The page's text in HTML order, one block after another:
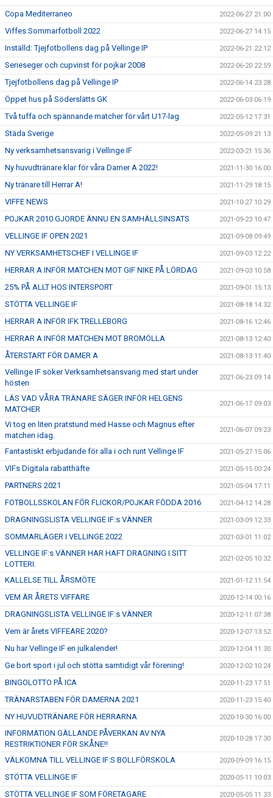
Copa Mediterraneo 2022-06-27 21:00
Viffes Sommarfotboll 2022 2022-06-27 14:15
Inställd: Tjejfotbollens dag på Vellinge IP 2022-06-21 22:12
Serieseger och cupvinst för pojkar 2008 2022-06-20 22:59
Tjejfotbollens dag på Vellinge IP 2022-06-14 23:28
Öppet hus på Söderslätts GK 2022-06-03 06:19
Två tuffa och spännande matcher för vårt U17-lag 2022-05-12 17:31
Städa Sverige 2022-05-09 21:13
Ny verksamhetsansvarig i Vellinge IF 2022-03-21 15:36
Ny huvudtränare klar för våra Damer A 2022! 2021-11-30 16:00
Ny tränare till Herrar A! 2021-11-29 18:15
VIFFE NEWS 2021-10-27 10:29
POJKAR 2010 GJORDE ÄNNU EN SAMHÄLLSINSATS 2021-09-23 10:47
VELLINGE IF OPEN 2021 2021-09-08 09:49
NY VERKSAMHETSCHEF I VELLINGE IF 2021-09-03 12:22
HERRAR A INFÖR MATCHEN MOT GIF NIKE PÅ LÖRDAG 2021-09-03 10:58
25% PÅ ALLT HOS INTERSPORT 2021-09-01 15:13
STÖTTA VELLINGE IF 2021-08-18 14:32
HERRAR A INFÖR IFK TRELLEBORG 2021-08-16 12:46
HERRAR A INFÖR MATCHEN MOT BROMÖLLA 2021-08-13 12:40
ÅTERSTART FÖR DAMER A 2021-08-13 11:40
Vellinge IF söker Verksamhetsansvarig med start under
hösten
2021-06-23 09:14
LÄS VAD VÅRA TRÄNARE SÄGER INFÖR HELGENS
MATCHER
2021-06-17 09:03
Vi tog en liten pratstund med Hasse och Magnus efter
matchen idag.
2021-06-07 09:23
Fantastiskt erbjudande för alla i och runt Vellinge IF 2021-05-27 15:06
VIFs Digitala rabatthäfte 2021-05-15 00:24
PARTNERS 2021 2021-05-04 17:11
FOTBOLLSSKOLAN FÖR FLICKOR/POJKAR FÖDDA 2016 2021-04-12 14:28
DRAGNINGSLISTA VELLINGE IF:s VÄNNER 2021-03-09 12:33
SOMMARLÄGER I VELLINGE 2022 2021-03-01 11:02
VELLINGE IF:s VÄNNER HAR HAFT DRAGNING I SITT
LOTTERI.
2021-02-05 10:32
KALLELSE TILL ÅRSMÖTE 2021-01-12 11:54
VEM ÄR ÅRETS VIFFARE 2020-12-14 00:16
DRAGNINGSLISTA VELLINGE IF:s VÄNNER 2020-12-11 07:38
Vem är årets VIFFEARE 2020? 2020-12-07 13:52
Nu har Vellinge IF en julkalender! 2020-12-04 11:30
Ge bort sport i jul och stötta samtidigt vår förening! 2020-12-02 10:24
BINGOLOTTO PÅ ICA 2020-11-23 17:51
TRÄNARSTABEN FÖR DAMERNA 2021 2020-11-23 15:40
NY HUVUDTRÄNARE FÖR HERRARNA 2020-10-30 16:00
INFORMATION GÄLLANDE PÅVERKAN AV NYA
RESTRIKTIONER FÖR SKÅNE!!
2020-10-28 17:30
VÄLKOMNA TILL VELLINGE IF:S BOLLFÖRSKOLA 2020-09-09 16:15
STÖTTA VELLINGE IF 2020-05-11 10:03
STÖTTA VELLINGE IF SOM FÖRETAGARE 2020-05-05 11:33